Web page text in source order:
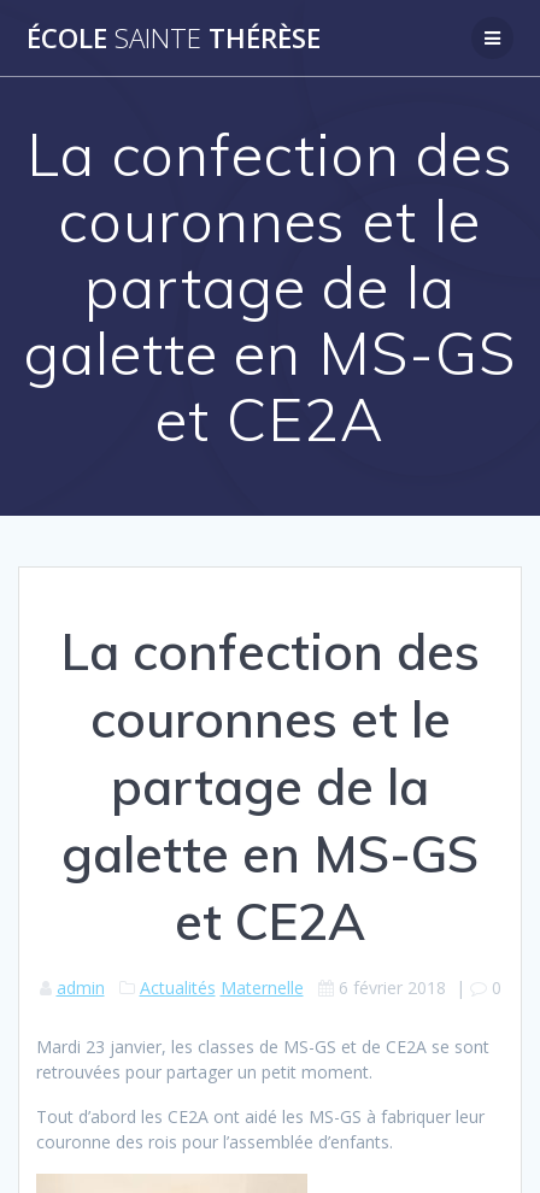
au
ÉCOLE SAINTE THÉRÈSE
La confection des
couronnes et le
partage de la
galette en MS-GS
et CE2A
La confection des
couronnes et le
partage de la
galette en MS-GS
et CE2A
admin Actualités Maternelle 6 février 2018 | 0
Mardi 23 janvier, les classes de MS-GS et de CE2A se sont
retrouvées pour partager un petit moment.
Tout d’abord les CE2A ont aidé les MS-GS à fabriquer leur
couronne des rois pour l’assemblée d’enfants.